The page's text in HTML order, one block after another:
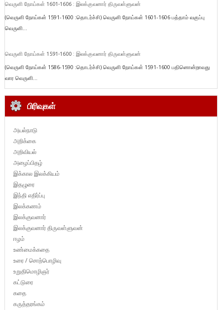
வெருளி நோய்கள் 1601-1606 : இலக்குவனார் திருவள்ளுவன்
(வெருளி நோய்கள் 1591-1600 :தொடர்ச்சி) வெருளி நோய்கள் 1601-1606 பத்தாம் வகுப்பு
வெருளி...
வெருளி நோய்கள் 1591-1600 : இலக்குவனார் திருவள்ளுவன்
(வெருளி நோய்கள் 1586-1590 :தொடர்ச்சி) வெருளி நோய்கள் 1591-1600 பதினொன்றாவது
வார வெருளி...
பிரிவுகள்
அயல்நாடு
அறிக்கை
அறிவியல்
அழைப்பிதழ்
இக்கால இலக்கியம்
இதழுரை
இந்தி எதிர்ப்பு
இலக்கணம்
இலக்குவனார்
இலக்குவனார் திருவள்ளுவன்
ஈழம்
உண்மைக்கதை
உரை / சொற்பொழிவு
உறுதிமொழிஞர்
கட்டுரை
கதை
கருத்தரங்கம்